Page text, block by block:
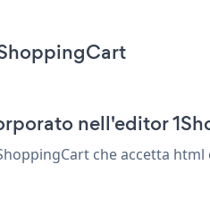
nell'editor
che accetta